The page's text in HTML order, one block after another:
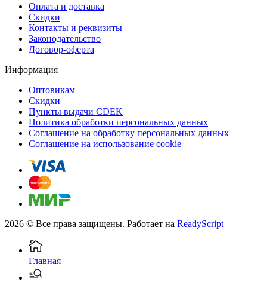
Оплата и доставка
Скидки
Контакты и реквизиты
Законодательство
Договор-оферта
Информация
Оптовикам
Скидки
Пункты выдачи CDEK
Политика обработки персональных данных
Соглашение на обработку персональных данных
Соглашение на использование cookie
2026 © Все права защищены. Работает на ReadyScript
Главная